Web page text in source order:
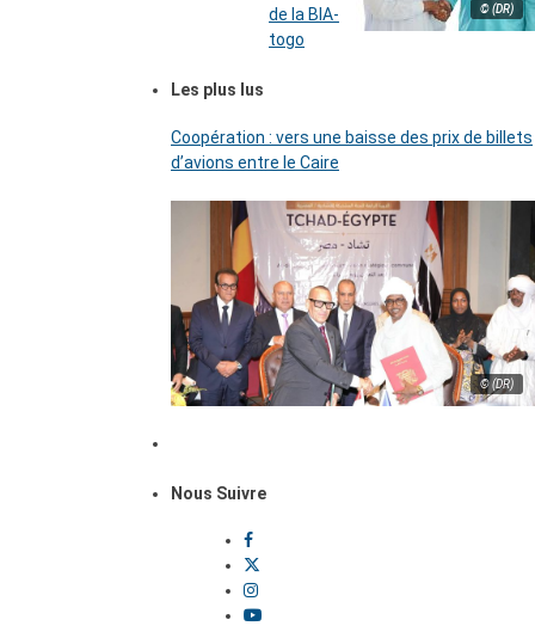
© (DR)
de la BIA-
togo
Les plus lus
Coopération : vers une baisse des prix de billets
d’avions entre le Caire
© (DR)
Nous Suivre